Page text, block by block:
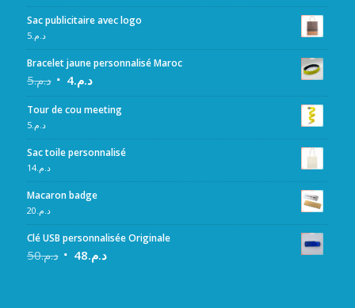
Sac publicitaire avec logo
د.م.5
Bracelet jaune personnalisé Maroc
د.م.5 د.م.4
Tour de cou meeting
د.م.5
Sac toile personnalisé
د.م.14
Macaron badge
د.م.20
Clé USB personnalisée Originale
د.م.50 د.م.48